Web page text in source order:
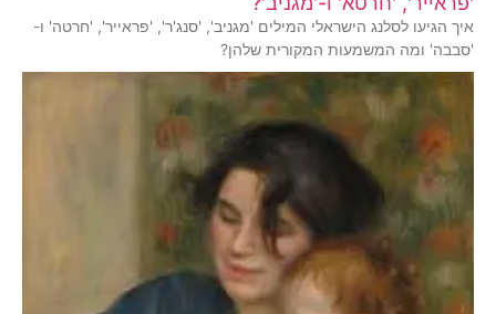
איך הגיעו לסלנג הישראלי המילים 'מגניב', 'סנג'ר', 'פראייר', 'חרטה' ו-
'סבבה' ומה המשמעות המקורית שלהן?